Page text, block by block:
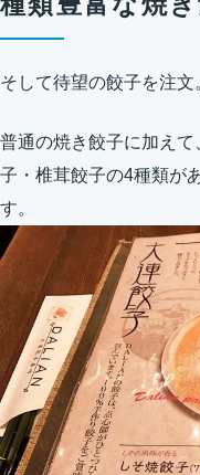
そして待望の餃子を注文
普通の焼き餃子に加え
子・椎茸餃子の4種類が
す。